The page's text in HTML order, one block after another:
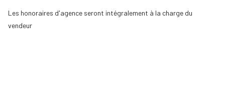
1 parking(s)
Les honoraires d'agence seront intégralement à la charge du
vendeur